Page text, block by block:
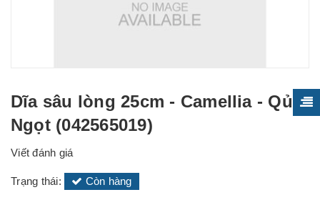
Dĩa sâu lòng 25cm - Camellia - Qủa
Ngọt (042565019)
Viết đánh giá
Trạng thái: Còn hàng